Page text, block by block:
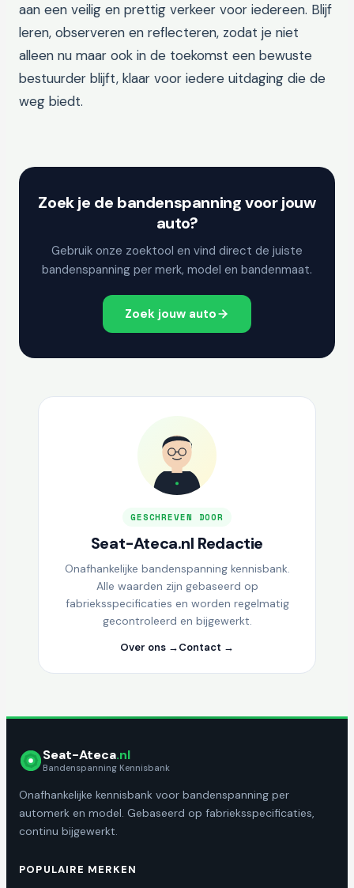
aan een veilig en prettig verkeer voor iedereen. Blijf
leren, observeren en reflecteren, zodat je niet
alleen nu maar ook in de toekomst een bewuste
bestuurder blijft, klaar voor iedere uitdaging die de
weg biedt.
Zoek je de bandenspanning voor jouw
auto?
Gebruik onze zoektool en vind direct de juiste
bandenspanning per merk, model en bandenmaat.
Zoek jouw auto
GESCHREVEN DOOR
Seat-Ateca.nl Redactie
Onafhankelijke bandenspanning kennisbank.
Alle waarden zijn gebaseerd op
fabrieksspecificaties en worden regelmatig
gecontroleerd en bijgewerkt.
Over ons →Contact →
Seat-Ateca.nl
Bandenspanning Kennisbank
Onafhankelijke kennisbank voor bandenspanning per
automerk en model. Gebaseerd op fabrieksspecificaties,
continu bijgewerkt.
POPULAIRE MERKEN